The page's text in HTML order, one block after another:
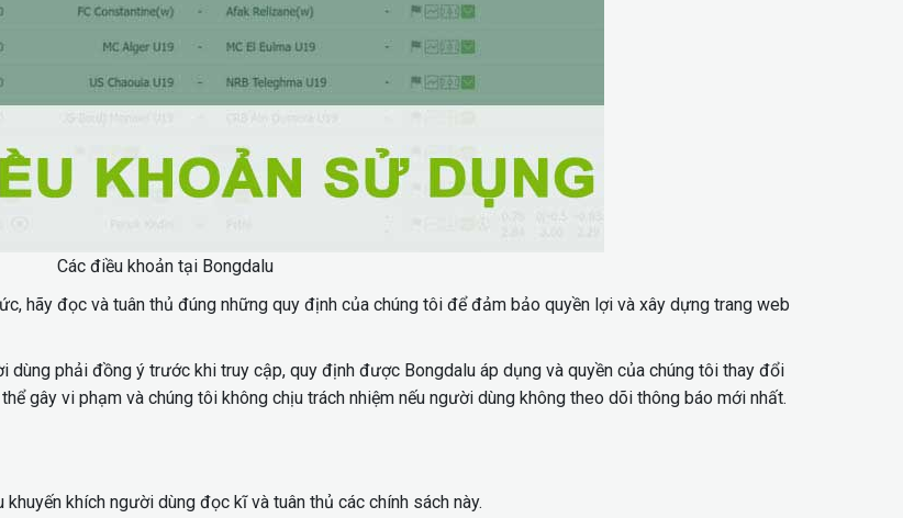
Các điều khoản tại Bongdalu
hãy đọc và tuân thủ đúng những quy định của chúng tôi để đảm bảo quyền lợi và xây dựng trang web
phải đồng ý trước khi truy cập, quy định được Bongdalu áp dụng và quyền của chúng tôi thay đổi
gây vi phạm và chúng tôi không chịu trách nhiệm nếu người dùng không theo dõi thông báo mới nhất.
khích người dùng đọc kĩ và tuân thủ các chính sách này.